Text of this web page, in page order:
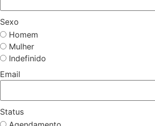
Sexo
Homem
Mulher
Indefinido
Email
Status